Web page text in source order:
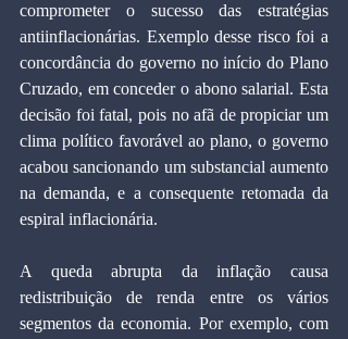
comprometer o sucesso das estratégias
antiinflacionárias. Exemplo desse risco foi a
concordância do governo no início do Plano
Cruzado, em conceder o abono salarial. Esta
decisão foi fatal, pois no afã de propiciar um
clima político favorável ao plano, o governo
acabou sancionando um substancial aumento
na demanda, e a consequente retomada da
espiral inflacionária.
A queda abrupta da inflação causa
redistribuição de renda entre os vários
segmentos da economia. Por exemplo, com